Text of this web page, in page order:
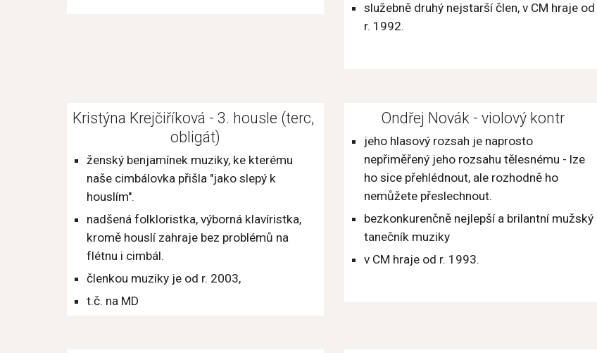
služebně druhý nejstarší člen, v CM hraje od
r. 1992.
Kristýna Krejčiříková - 3. housle (terc,
obligát)
ženský benjamínek muziky, ke kterému
naše cimbálovka přišla "jako slepý k
houslím".
nadšená folkloristka, výborná klavíristka,
kromě houslí zahraje bez problémů na
flétnu i cimbál.
členkou muziky je od r. 2003,
t.č. na MD
Ondřej Novák - violový kontr
jeho hlasový rozsah je naprosto
nepřiměřený jeho rozsahu tělesnému - lze
ho sice přehlédnout, ale rozhodně ho
nemůžete přeslechnout.
bezkonkurenčně nejlepší a brilantní mužský
tanečník muziky
v CM hraje od r. 1993.